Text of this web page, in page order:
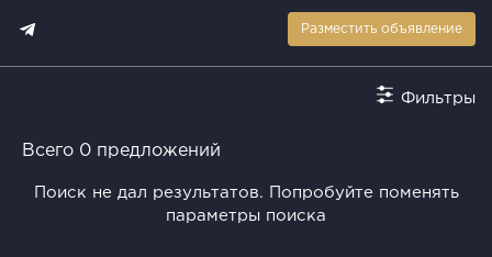
Разместить объявление
Фильтры
Всего 0 предложений
Поиск не дал результатов. Попробуйте поменять
параметры поиска